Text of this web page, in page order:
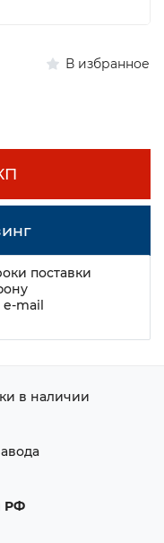
В избранное
поставки
e-mail
в наличии
РФ